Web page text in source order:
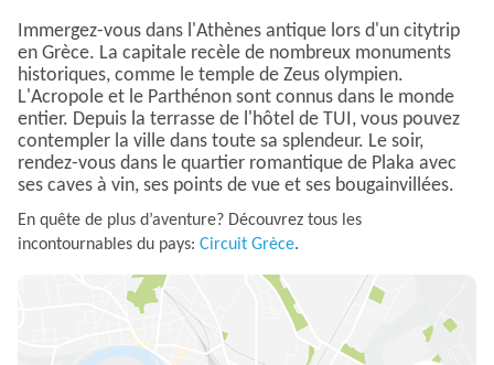
Immergez-vous dans l'Athènes antique lors d'un citytrip
en Grèce. La capitale recèle de nombreux monuments
historiques, comme le temple de Zeus olympien.
L'Acropole et le Parthénon sont connus dans le monde
entier. Depuis la terrasse de l'hôtel de TUI, vous pouvez
contempler la ville dans toute sa splendeur. Le soir,
rendez-vous dans le quartier romantique de Plaka avec
ses caves à vin, ses points de vue et ses bougainvillées.
En quête de plus d’aventure? Découvrez tous les
incontournables du pays: Circuit Grèce.